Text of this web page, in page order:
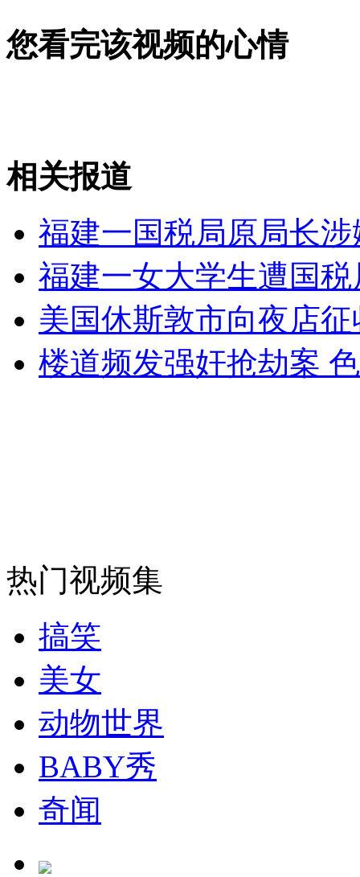
著名音乐人苏越合同诈骗案重审
山西运城恶犬咬伤多人 警民合力深夜将其击毙
女孩北京地铁殴打老人 痛下狠手拳打脚踢
安徽一实载49人客车翻车
走！跟着总书记去植树
消防员救轻生者 花炮节热闹非凡
您看完该视频的心情
相关报道
福建一国税局原局长
福建一女大学生遭国
美国休斯敦市向夜店
楼道频发强奸抢劫案
热门视频集
搞笑
美女
动物世界
BABY秀
奇闻